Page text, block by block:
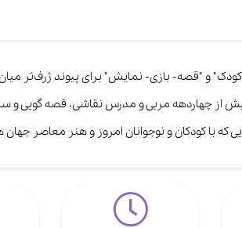
و "قصه- بازی- نمایش" برای پیوند ژرف‌تر میان
از چهاردهه مربی و مدرس نقاشی، قصه گویی
که با کودکان و نوجوانان امروز و هنر معاصر